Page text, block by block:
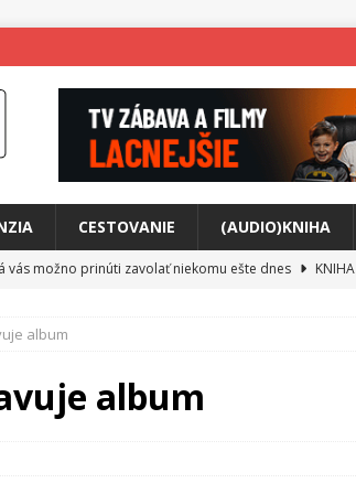
CESTOVANIE (AUDIO)KNIHA
vás možno prinúti zavolať niekomu ešte dnes
KNIHA
rozchod
cestou na Monte Mabu
unikátny akustický koncert
album
album